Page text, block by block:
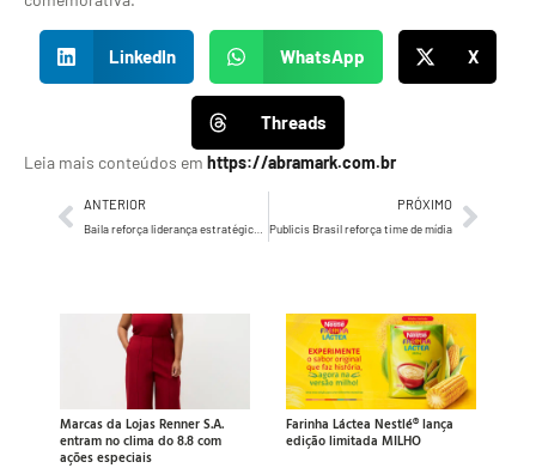
LinkedIn WhatsApp X
Threads
Leia mais conteúdos em https://abramark.com.br
ANTERIOR PRÓXIMO
Publicis Brasil reforça time de mídia
Marcas da Lojas Renner S.A.
entram no clima do 8.8 com
ações especiais
Farinha Láctea Nestlé® lança
edição limitada MILHO